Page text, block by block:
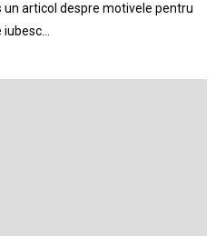
un articol despre motivele pentru